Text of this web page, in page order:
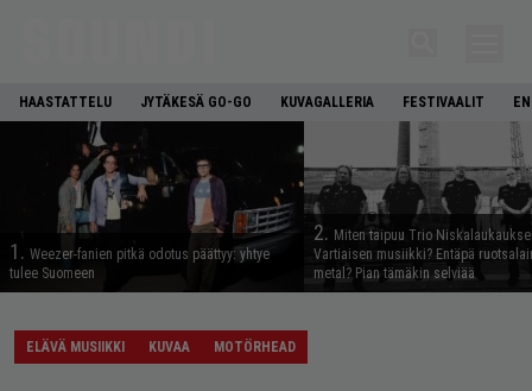
HAASTATTELU JYTÄKESÄ GO-GO KUVAGALLERIA FESTIVAALIT
1. Weezer-fanien pitkä odotus päättyy: yhtye
tulee Suomeen
2. Miten taipuu Trio
Vartiaisen musiikki? Entäpä
metal? Pian tämäkin selviää
ELÄVÄ MUSIIKKI KUVAA MOTÖRHEAD